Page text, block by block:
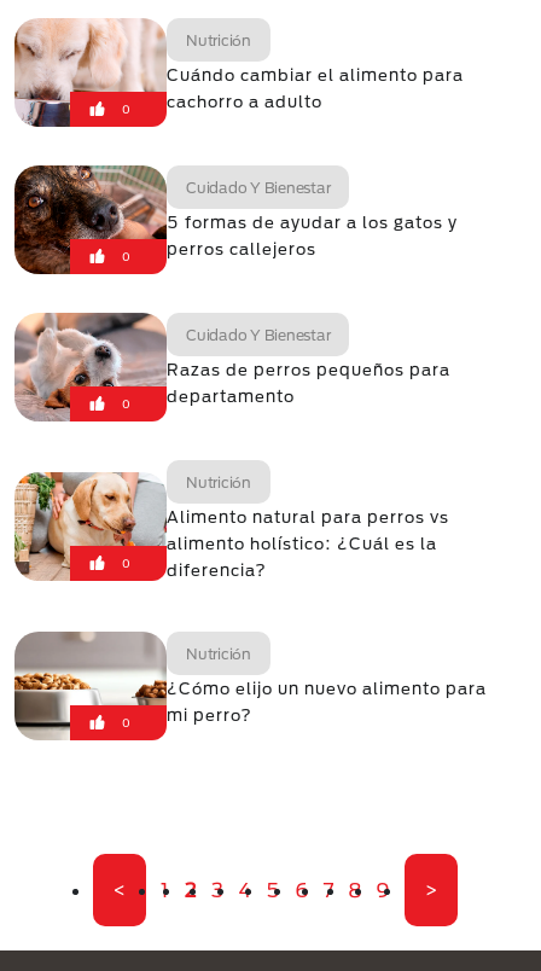
0
Nutrición
Cuándo cambiar el alimento para
cachorro a adulto
0
Cuidado Y Bienestar
5 formas de ayudar a los gatos y
perros callejeros
0
Cuidado Y Bienestar
Razas de perros pequeños para
departamento
0
Nutrición
Alimento natural para perros vs
alimento holístico: ¿Cuál es la
diferencia?
0
Nutrición
¿Cómo elijo un nuevo alimento para
mi perro?
Primera página
< Página
1 Página actual
2 Página
3 Página
4 Página
5 Página
6 Página
7 Página
8 Página
9 Última
>